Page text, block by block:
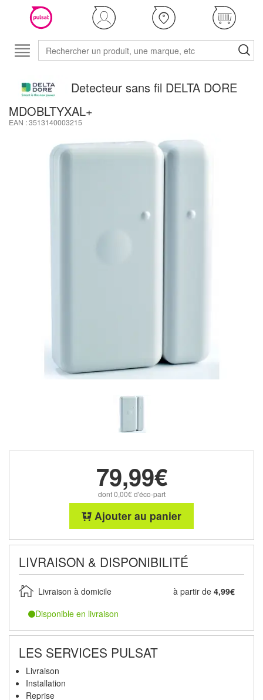
Detecteur sans fil DELTA DORE
MDOBLTYXAL+
EAN : 3513140003215
79,99€
dont 0,00€ d'éco-part
Ajouter au panier
LIVRAISON & DISPONIBILITÉ
Livraison à domicile à partir de 4,99€
Disponible en livraison
LES SERVICES PULSAT
Livraison
Installation
Reprise